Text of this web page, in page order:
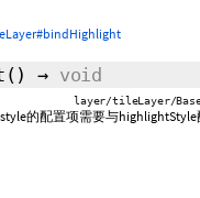
() → void
layer/tileLayer/
的配置项需要与